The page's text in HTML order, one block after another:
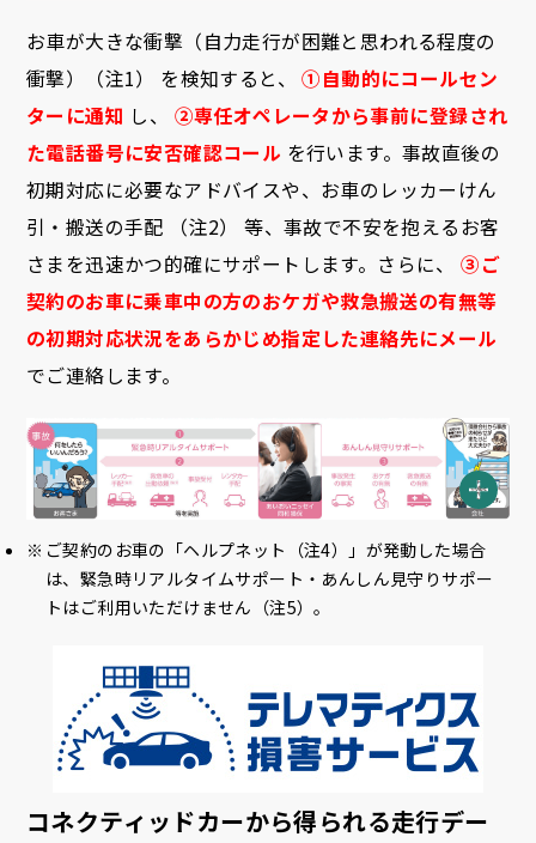
お車が大きな衝撃（自力走行が困難と思われる程度の
衝撃）（注1） を検知すると、
①自動的にコールセン
ターに通知 し、
②専任オペレータから事前に登録され
た電話番号に安否確認コール を行います。事故直後の
初期対応に必要なアドバイスや、お車のレッカーけん
引・搬送の手配 （注2） 等、事故で不安を抱えるお客
さまを迅速かつ的確にサポートします。さらに、
③ご
契約のお車に乗車中の方のおケガや救急搬送の有無等
の初期対応状況をあらかじめ指定した連絡先にメール
でご連絡します。
ご契約のお車の「ヘルプネット（注4）」が発動した場合
は、緊急時リアルタイムサポート・あんしん見守りサポー
トはご利用いただけません（注5）。
コネクティッドカーから得られる走行デー